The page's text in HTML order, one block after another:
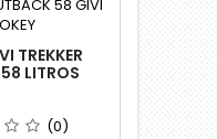
TREKKER
LITROS
(0)